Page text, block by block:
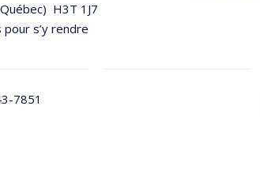
H3T 1J7
s’y rendre
7851